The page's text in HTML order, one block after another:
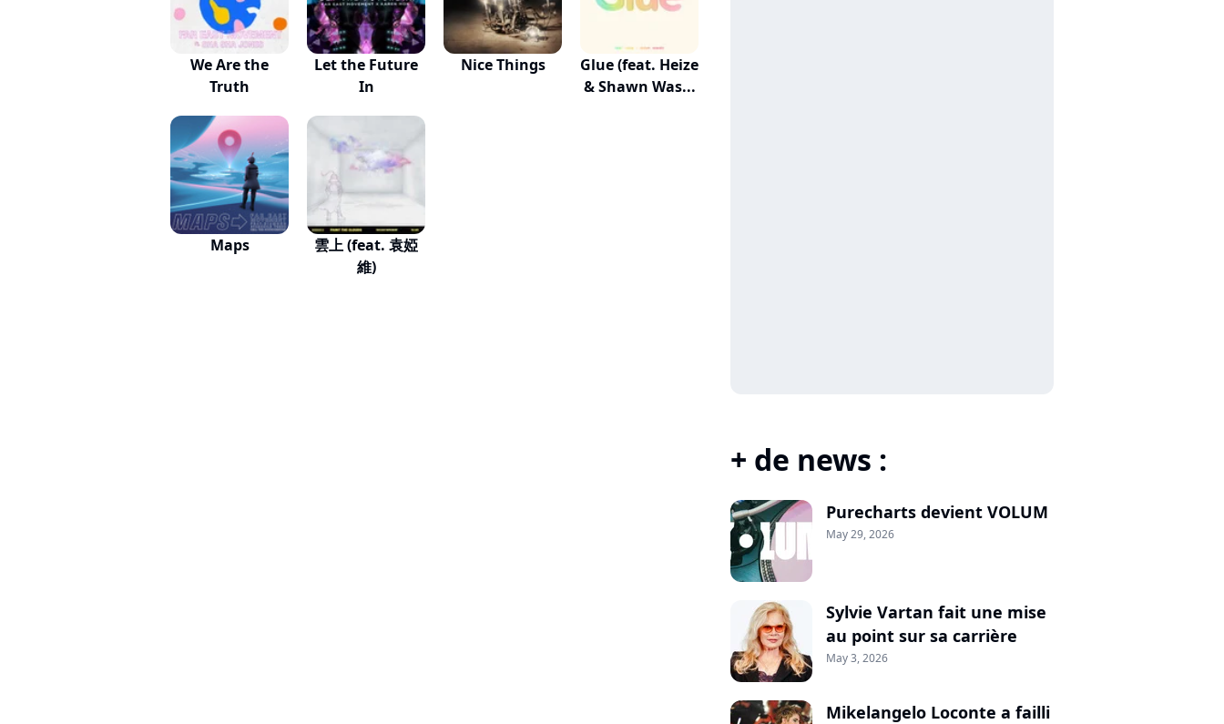
We Are the
Truth
Let the Future
In
Nice Things
Glue (feat. Heize
& Shawn Was...
Maps
雲上 (feat. 袁婭
維)
+ de news :
Purecharts devient VOLUM
May 29, 2026
Sylvie Vartan fait une mise
au point sur sa carrière
May 3, 2026
Mikelangelo Loconte a failli